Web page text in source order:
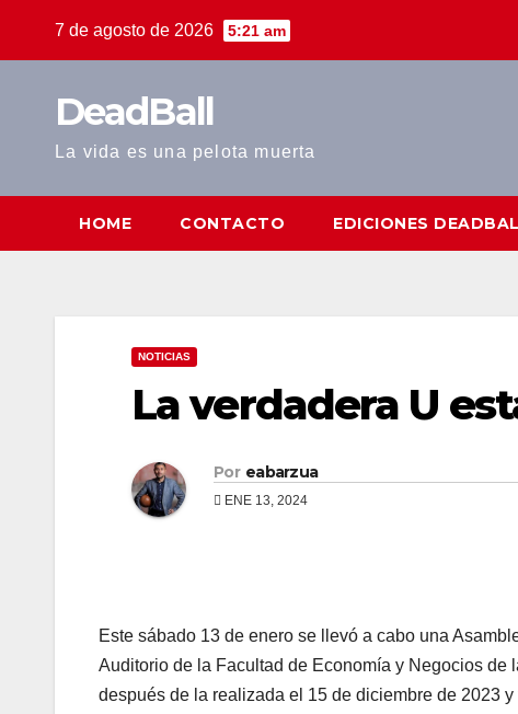
7 de agosto de 2026 5:21 am
DeadBall
La vida es una pelota muerta
HOME CONTACTO EDICIONES
NOTICIAS
La verdadera U
Por eabarzua
ENE 13, 2024
Este sábado 13 de enero se llevó a cabo una
Auditorio de la Facultad de Economía y Negocios
después de la realizada el 15 de diciembre de 2023